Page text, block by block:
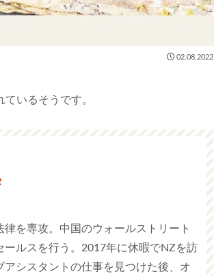
02.08.2022
いるそうです。
を専攻。中国のウォールストリート
ールスを行う。2017年に休暇でNZを訪
シスタントの仕事を見つけた後、オ